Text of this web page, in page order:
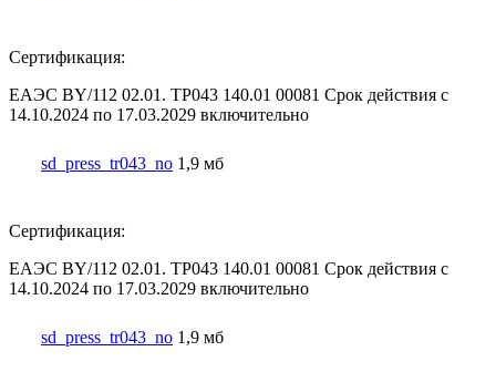
Сертификация:
ЕАЭС BY/112 02.01. ТР043 140.01 00081 Срок действия с
14.10.2024 по 17.03.2029 включительно
sd_press_tr043_no 1,9 мб
Сертификация:
ЕАЭС BY/112 02.01. ТР043 140.01 00081 Срок действия с
14.10.2024 по 17.03.2029 включительно
sd_press_tr043_no 1,9 мб